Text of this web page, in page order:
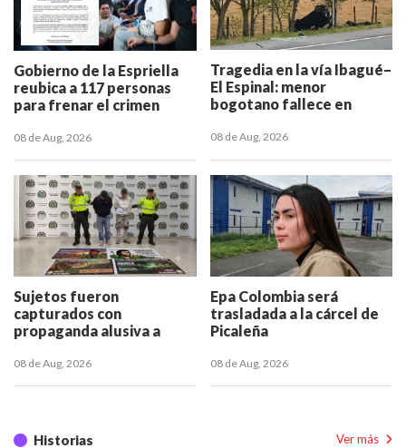
Gobierno de la Espriella
reubica a 117 personas
para frenar el crimen
08 de Aug, 2026
Tragedia en la vía Ibagué–
El Espinal: menor
bogotano fallece en
08 de Aug, 2026
Sujetos fueron
capturados con
propaganda alusiva a
08 de Aug, 2026
Epa Colombia será
trasladada a la cárcel de
Picaleña
08 de Aug, 2026
Historias Ver más